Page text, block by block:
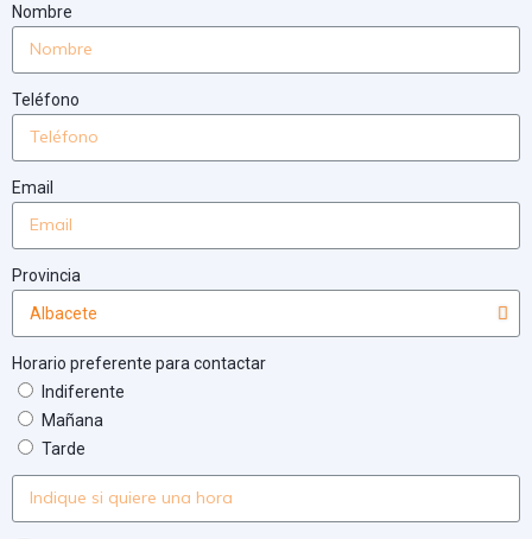
Nombre
Teléfono
Email
Provincia
Horario preferente para contactar
Indiferente
Mañana
Tarde